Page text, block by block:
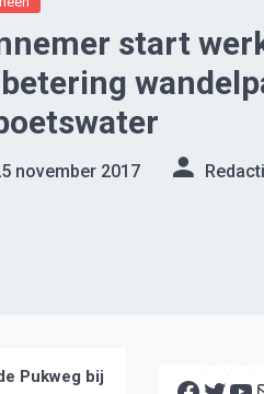
start
november 2017
Pukweg bij
Facebook Twitter